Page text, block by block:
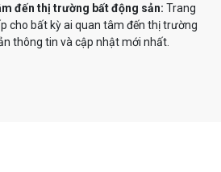
đến thị trường bất động sản: Trang
cho bất kỳ ai quan tâm đến thị trường
thông tin và cập nhật mới nhất.